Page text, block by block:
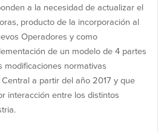
a la necesidad de actualizar el
producto de la incorporación al
Operadores y como
de un modelo de 4 partes
normativas
a partir del año 2017 y que
interacción entre los distintos